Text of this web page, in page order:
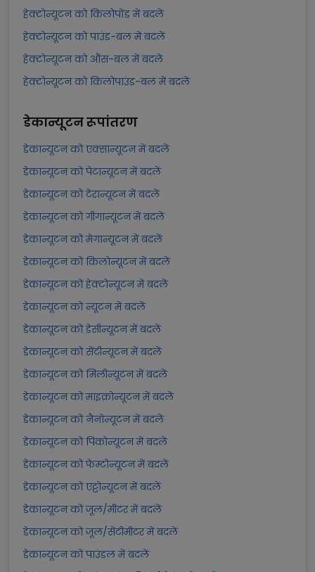
हेक्टोन्यूटन को किलोपोंड में बदलें
हेक्टोन्यूटन को पाउंड-बल में बदलें
हेक्टोन्यूटन को औंस-बल में बदलें
हेक्टोन्यूटन को किलोपाउंड-बल में बदलें
डेकान्यूटनरूपांतरण
डेकान्यूटन को एक्सान्यूटन में बदलें
डेकान्यूटन को पेटान्यूटन में बदलें
डेकान्यूटन को टेरान्यूटन में बदलें
डेकान्यूटन को गीगान्यूटन में बदलें
डेकान्यूटन को मेगान्यूटन में बदलें
डेकान्यूटन को किलोन्यूटन में बदलें
डेकान्यूटन को हेक्टोन्यूटन में बदलें
डेकान्यूटन को न्यूटन में बदलें
डेकान्यूटन को डेसीन्यूटन में बदलें
डेकान्यूटन को सेंटीन्यूटन में बदलें
डेकान्यूटन को मिलीन्यूटन में बदलें
डेकान्यूटन को माइक्रोन्यूटन में बदलें
डेकान्यूटन को नैनोन्यूटन में बदलें
डेकान्यूटन को पिकोन्यूटन में बदलें
डेकान्यूटन को फेम्टोन्यूटन में बदलें
डेकान्यूटन को एट्टोन्यूटन में बदलें
डेकान्यूटन को जूल/मीटर में बदलें
डेकान्यूटन को जूल/सेंटीमीटर में बदलें
डेकान्यूटन को पाउंडल में बदलें